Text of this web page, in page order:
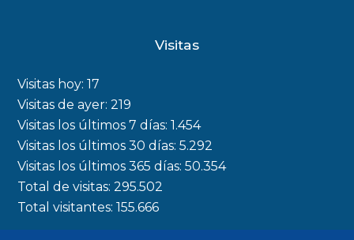
o
k
a
m
r
Visitas
Visitas hoy:17
Visitas de ayer:219
Visitas los últimos 7 días:1.454
Visitas los últimos 30 días:5.292
Visitas los últimos 365 días:50.354
Total de visitas:295.502
Total visitantes:155.666